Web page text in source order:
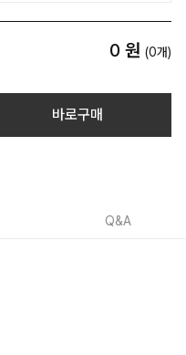
0 원 (0개)
바로구매
Q&A